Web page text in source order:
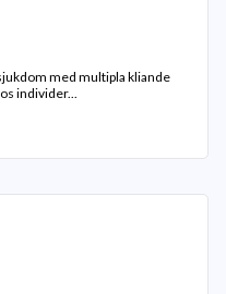
med multipla kliande
individer...